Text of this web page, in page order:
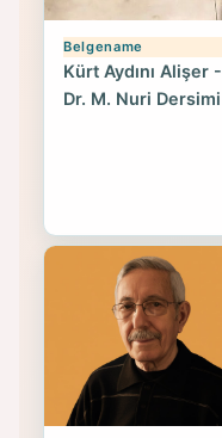
Belgename
Kürt Aydını Alişer -
Dr. M. Nuri Dersimi